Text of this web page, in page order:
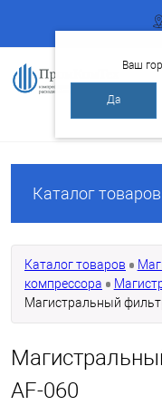
Регистрация
Ваш
Да
Каталог товаров
Каталог товаров
компрессора
Магистральный
AF-060